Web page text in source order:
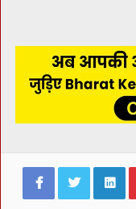
FacebookTwitter